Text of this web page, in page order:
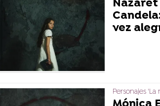
vez
Personajes 'La